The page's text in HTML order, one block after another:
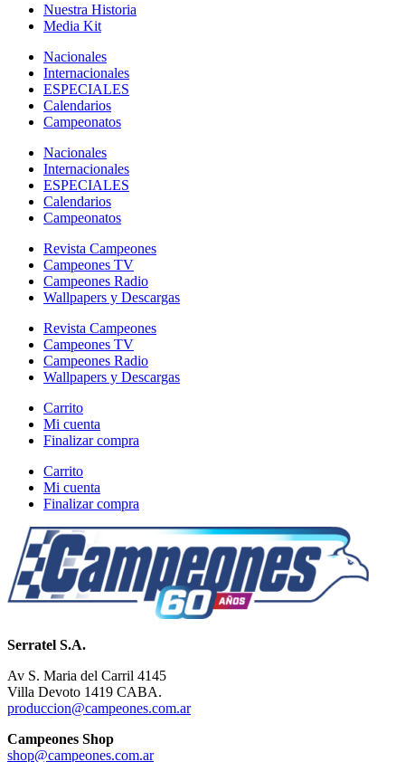
Nuestra Historia
Media Kit
Nacionales
Internacionales
ESPECIALES
Calendarios
Campeonatos
Nacionales
Internacionales
ESPECIALES
Calendarios
Campeonatos
Revista Campeones
Campeones TV
Campeones Radio
Wallpapers y Descargas
Revista Campeones
Campeones TV
Campeones Radio
Wallpapers y Descargas
Carrito
Mi cuenta
Finalizar compra
Carrito
Mi cuenta
Finalizar compra
Serratel S.A.
Av S. Maria del Carril 4145
Villa Devoto 1419 CABA.
produccion@campeones.com.ar
Campeones Shop
shop@campeones.com.ar